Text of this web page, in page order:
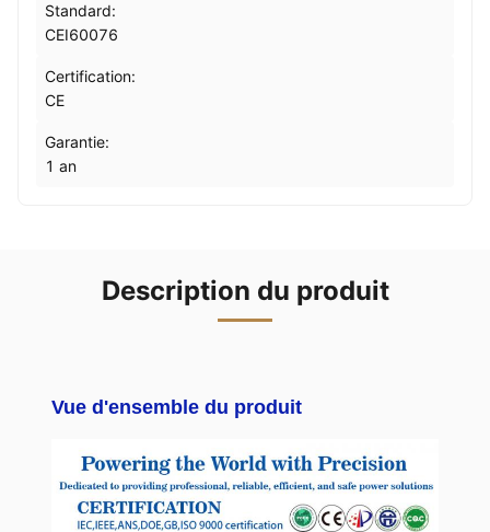
Standard:
CEI60076
Certification:
CE
Garantie:
1 an
Description du produit
Vue d'ensemble du produit